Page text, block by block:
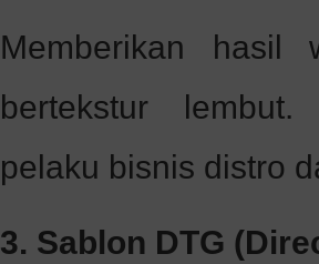
Memberikan hasil
bertekstur
pelaku bisnis distro
3. Sablon DTG